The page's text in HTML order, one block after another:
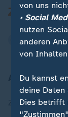
Aktuell bei
Zuletzt
von uns
• Social
nutzen
anderen
von
Du kannst
deine
Dies betrifft